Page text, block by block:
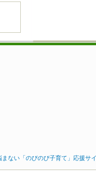
まない「のびのび子育て」応援サ